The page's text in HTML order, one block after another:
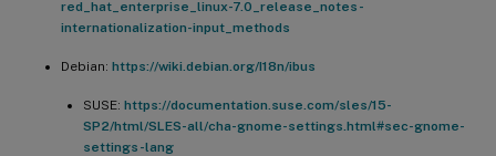
red_hat_enterprise_linux-7.0_release_notes-
internationalization-input_methods
Debian: https://wiki.debian.org/I18n/ibus
SUSE: https://documentation.suse.com/sles/15-
SP2/html/SLES-all/cha-gnome-settings.html#sec-gnome-
settings-lang